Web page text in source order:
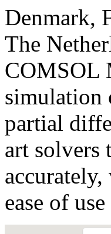
Denmark,
The
COMSOL
simulation
partial
art solvers
ease of